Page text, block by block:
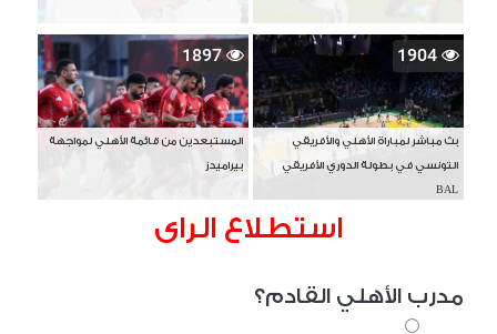
1904
بث مباشر لمباراة الأهلي والأفريقي
التونسي في بطولة الدوري الأفريقي
BAL
1897
المستبعدين من قائمة الأهلي لمواجهة
بيراميدز
استطلاع الراى
مدرب الأهلي القادم؟